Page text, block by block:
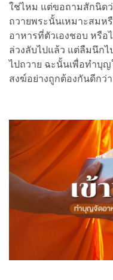
ใช่ไหม แต่ขอถามสักนิด
ถวายพระนั้นเหมาะสมห
อาหารที่ตัวเองชอบ หรื
ล่วงลับไปแล้ว แต่ลืมนึก
ไปถวาย ฉะนั้นเพื่อทำบุญ
สงฆ์อย่างถูกต้องกันดีกว่า